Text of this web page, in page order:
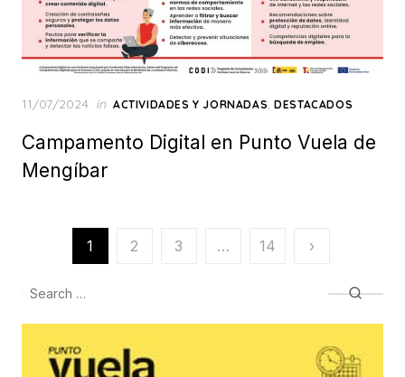
Posted
11/07/2024 in ACTIVIDADES Y JORNADAS,DESTACADOS
Campamento Digital en Punto Vuela de
Mengíbar
Paginación
1 2 3 … 14 ›
Search